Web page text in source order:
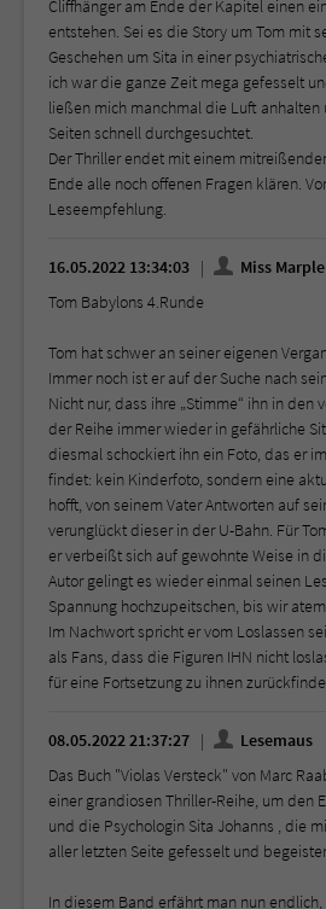
Cliffhänger am Ende der Kapitel einen
entstehen. Sei es die Story um Tom mit
Geschehen um Sita in einer
ich war die ganze Zeit mega gefesselt
ließen mich manchmal die Luft
Seiten schnell durchgesuchtet.
Der Thriller endet mit einem
Ende alle noch offenen Fragen klären.
Leseempfehlung.
16.05.2022 13:34:03
Miss Marple
Tom Babylons 4.Runde
Tom hat schwer an seiner eigenen
Immer noch ist er auf der Suche nach
Nicht nur, dass ihre „Stimme“ ihn in den
der Reihe immer wieder in gefährliche
diesmal schockiert ihn ein Foto, das er
findet: kein Kinderfoto, sondern eine
hofft, von seinem Vater Antworten auf
verunglückt dieser in der U-Bahn. Für
er verbeißt sich auf gewohnte Weise in
Autor gelingt es wieder einmal seinen
Spannung hochzupeitschen, bis wir
Im Nachwort spricht er vom Loslassen
als Fans, dass die Figuren IHN nicht
für eine Fortsetzung zu ihnen
08.05.2022 21:37:27
Lesemaus
Das Buch "Violas Versteck" von Marc
einer grandiosen Thriller-Reihe, um den
und die Psychologin Sita Johanns , die
aller letzten Seite gefesselt und
In diesem Band erfährt man nun